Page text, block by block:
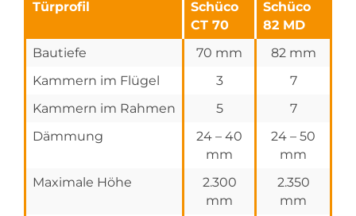
Türprofil
Schüco
CT 70
Schüco
82 MD
Bautiefe
70 mm
82 mm
Kammern im Flügel
3
7
Kammern im Rahmen
5
7
Dämmung
24 – 40
mm
24 – 50
mm
Maximale Höhe
2.300
mm
2.350
mm